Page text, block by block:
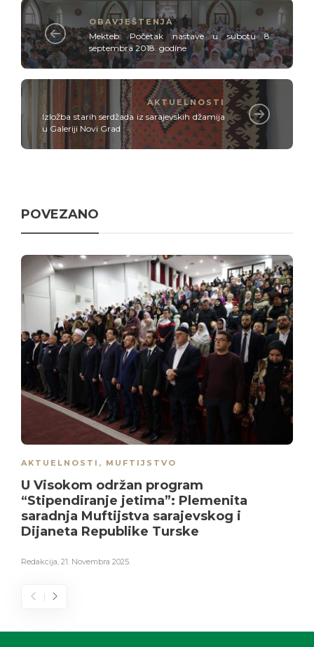
OBAVJEŠTENJA
Mekteb: Početak nastave u subotu 8.
septembra 2018. godine
AKTUELNOSTI
Izložba starih serdžada iz sarajevskih džamija
u Galeriji Novi Grad
POVEZANO
AKTUELNOSTI , MUFTIJSTVO
U Visokom održan program
“Stipendiranje jetima”: Plemenita
saradnja Muftijstva sarajevskog i
Dijaneta Republike Turske
Redakcija, 21. Novembra 2025.